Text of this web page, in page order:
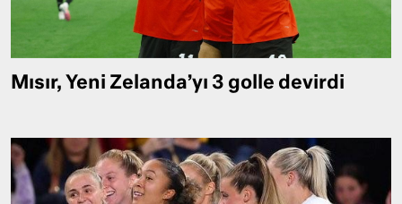
Mısır, Yeni Zelanda’yı 3 golle devirdi